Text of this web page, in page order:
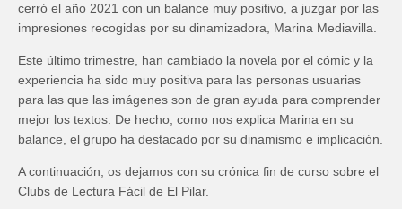
cerró el año 2021 con un balance muy positivo, a juzgar por las
impresiones recogidas por su dinamizadora, Marina Mediavilla.
Este último trimestre, han cambiado la novela por el cómic y la
experiencia ha sido muy positiva para las personas usuarias
para las que las imágenes son de gran ayuda para comprender
mejor los textos. De hecho, como nos explica Marina en su
balance, el grupo ha destacado por su dinamismo e implicación.
A continuación, os dejamos con su crónica fin de curso sobre el
Clubs de Lectura Fácil de El Pilar.